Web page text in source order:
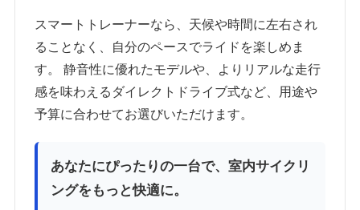
スマートトレーナーなら、天候や時間に左右され
ることなく、自分のペースでライドを楽しめま
す。 静音性に優れたモデルや、よりリアルな走行
感を味わえるダイレクトドライブ式など、用途や
予算に合わせてお選びいただけます。
あなたにぴったりの一台で、室内サイクリ
ングをもっと快適に。